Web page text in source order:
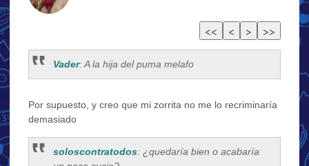
Vader: A la hija del puma melafo
Por supuesto, y creo que mi zorrita no me lo recriminaría
demasiado
soloscontratodos: ¿quedaría bien o acabaría